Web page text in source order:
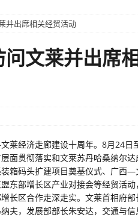
并出席相关经贸活动
文莱并出席
莱经济走廊建设十周年。8月24日
面贯彻落实和文莱苏丹哈桑纳尔
箱码头扩建项目奠基仪式、广西
东部增长区产业对接会等经贸活
长区合作走深走实。文莱首相府
夫，发展部部长朱安达，交通与